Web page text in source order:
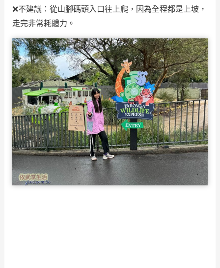
❌不建議：從山腳碼頭入口往上爬，因為全程都是上坡，
走完非常耗體力。